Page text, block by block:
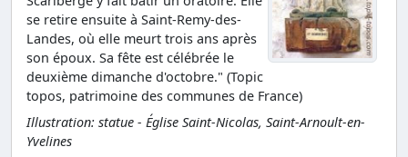
se retire ensuite à Saint-Remy-des-
Landes, où elle meurt trois ans après
son époux. Sa fête est célébrée le
deuxième dimanche d'octobre." (Topic
topos, patrimoine des communes de France)
Illustration: statue - Église Saint-Nicolas, Saint-Arnoult-en-
Yvelines